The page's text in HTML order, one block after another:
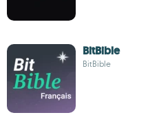
BitBible
BitBible